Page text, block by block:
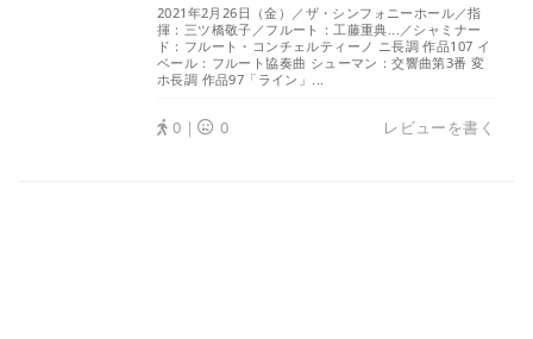
2021年2月26日（金）／ザ・シンフォニーホール／指
揮：三ツ橋敬子／フルート：工藤重典...／シャミナー
ド：フルート・コンチェルティーノ ニ長調 作品107 イ
ベール：フルート協奏曲 シューマン：交響曲第3番 変
ホ長調 作品97「ライン」...
0｜ 0 レビューを書く